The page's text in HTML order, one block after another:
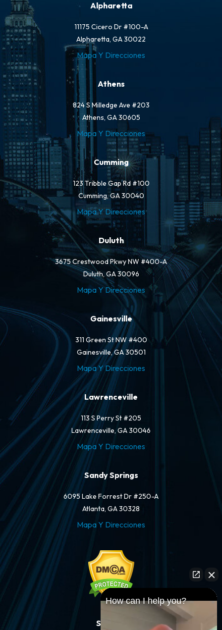
Alpharetta
11175 Cicero Dr #100-A
Alpharetta, GA 30022
Mapa Y Direcciones
Athens
824 S Milledge Ave #203
Athens, GA 30605
Mapa Y Direcciones
Cumming
123 Tribble Gap Rd #100
Cumming, GA 30040
Mapa Y Direcciones
Duluth
3675 Crestwood Pkwy NW #400-A
Duluth, GA 30096
Mapa Y Direcciones
Gainesville
311 Green St NW #400
Gainesville, GA 30501
Mapa Y Direcciones
Lawrenceville
113 S Perry St #205
Lawrenceville, GA 30046
Mapa Y Direcciones
Sandy Springs
6095 Lake Forrest Dr #250-A
Atlanta, GA 30328
Mapa Y Direcciones
Síganos
How can I help you?